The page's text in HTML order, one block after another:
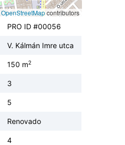
OpenStreetMapcontributors
PRO ID #00056
V. Kálmán Imre utca
150 m2
3
5
Renovado
4